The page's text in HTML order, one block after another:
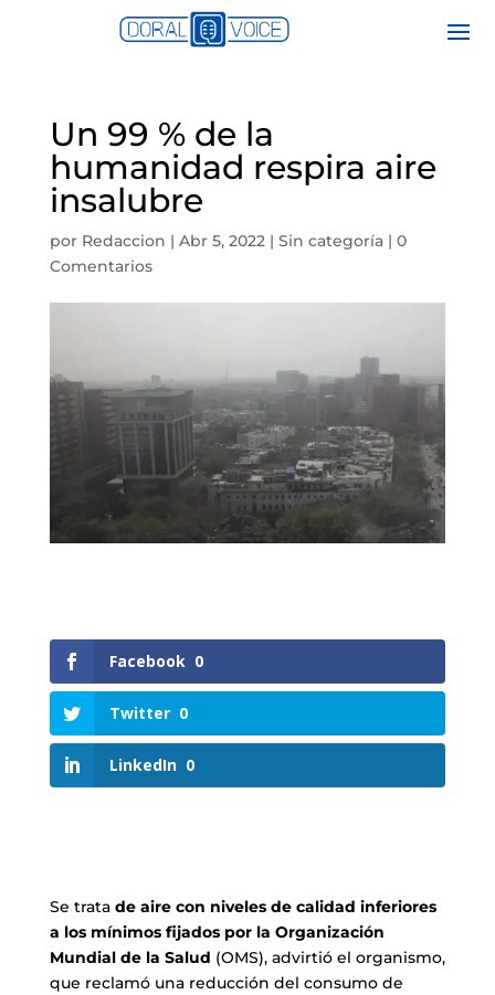
Un 99 % de la
humanidad respira aire
insalubre
por Redaccion | Abr 5, 2022| Sin categoría| 0
Comentarios
Facebook 0
Twitter 0
LinkedIn 0
Se trata de aire con niveles de calidad inferiores
a los mínimos fijados por la Organización
Mundial de la Salud (OMS), advirtió el organismo,
que reclamó una reducción del consumo de